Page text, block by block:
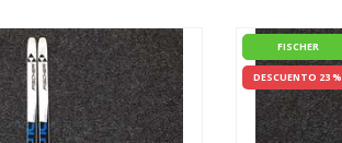
FISCHER
DESCUENTO 23 %